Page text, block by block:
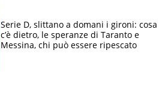
Serie D, slittano a domani i gironi: cosa
c’è dietro, le speranze di Taranto e
Messina, chi può essere ripescato